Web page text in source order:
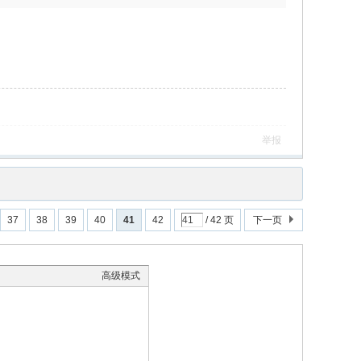
举报
37 38 39 40 41 42 / 42 页 下一页
高级模式